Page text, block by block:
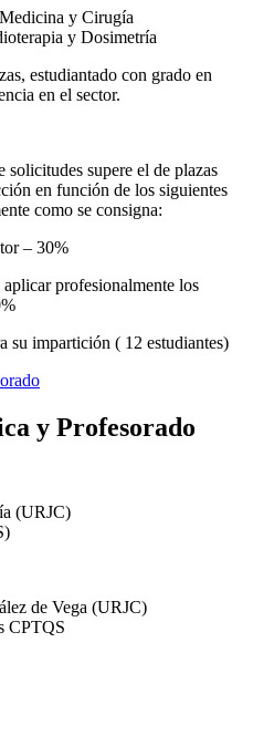
y Cirugía
y Dosimetría
estudiantado con grado en
en el sector.
solicitudes supere el de plazas
en función de los siguientes
como se consigna:
– 30%
profesionalmente los
su impartición ( 12 estudiantes)
y Profesorado
(URJC)
de Vega (URJC)
CPTQS